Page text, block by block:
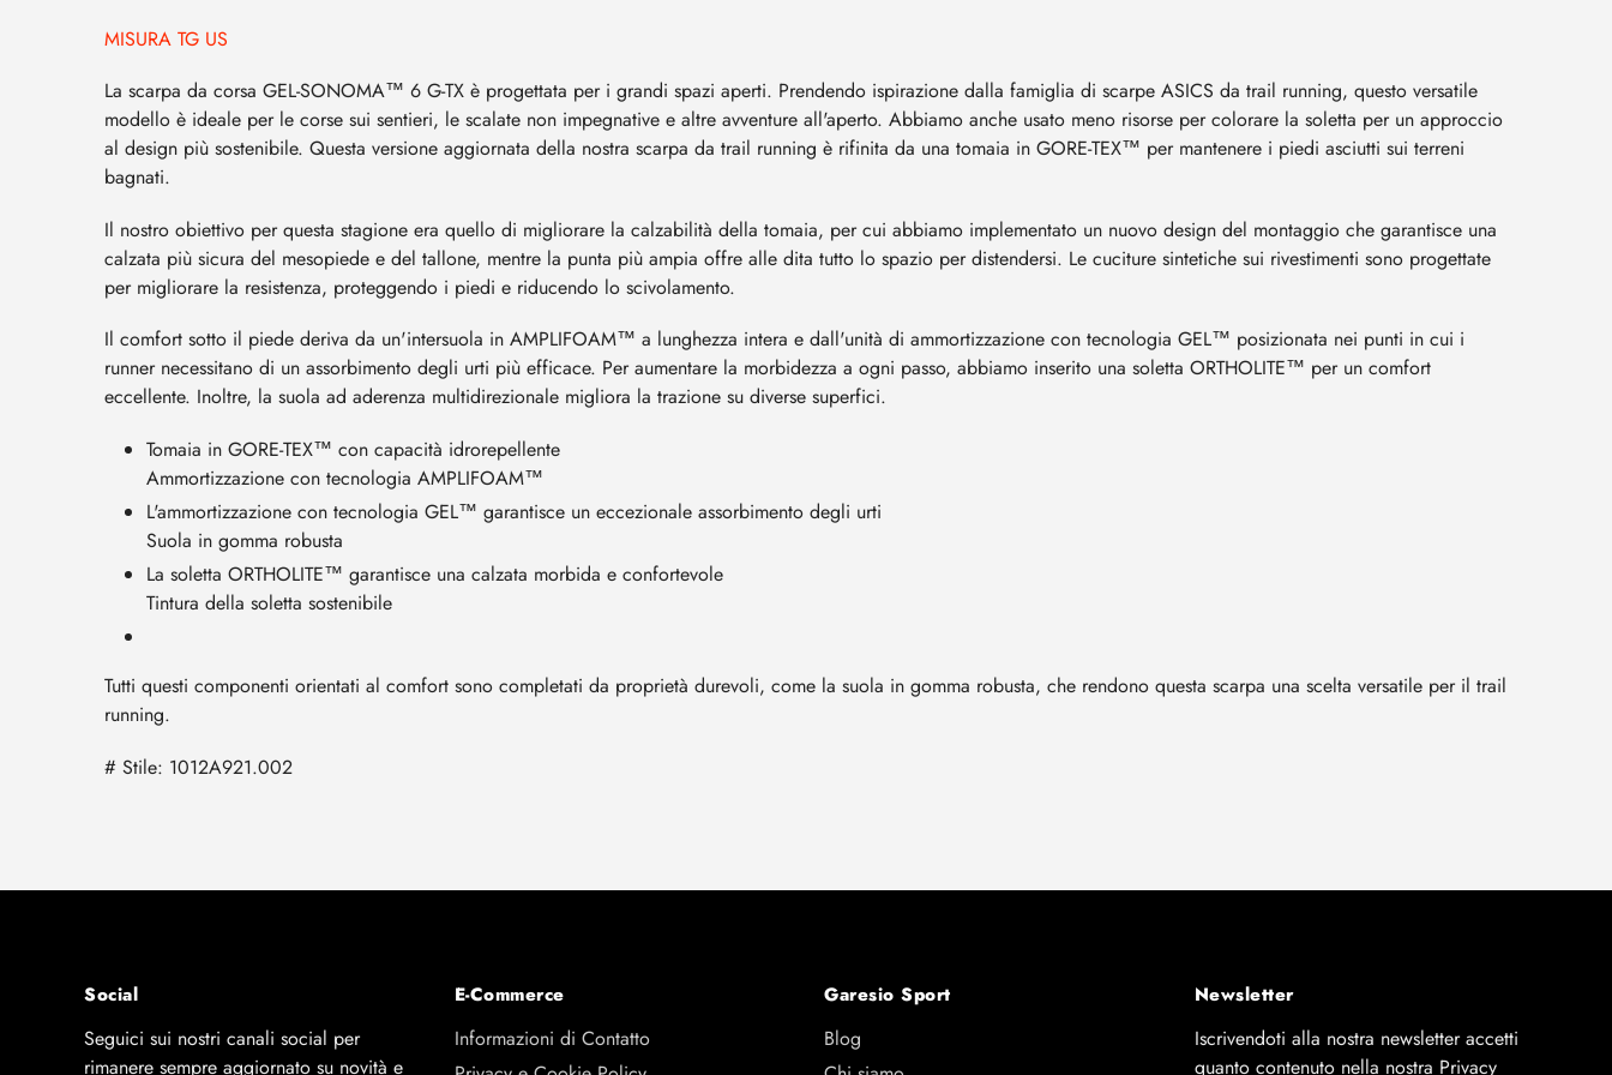
MISURA TG US
La scarpa da corsa GEL-SONOMA™ 6 G-TX è progettata per i grandi spazi aperti. Prendendo ispirazione dalla famiglia di scarpe ASICS da trail running, questo versatile
modello è ideale per le corse sui sentieri, le scalate non impegnative e altre avventure all'aperto. Abbiamo anche usato meno risorse per colorare la soletta per un approccio
al design più sostenibile. Questa versione aggiornata della nostra scarpa da trail running è rifinita da una tomaia in GORE-TEX™ per mantenere i piedi asciutti sui terreni
bagnati.
Il nostro obiettivo per questa stagione era quello di migliorare la calzabilità della tomaia, per cui abbiamo implementato un nuovo design del montaggio che garantisce una
calzata più sicura del mesopiede e del tallone, mentre la punta più ampia offre alle dita tutto lo spazio per distendersi. Le cuciture sintetiche sui rivestimenti sono progettate
per migliorare la resistenza, proteggendo i piedi e riducendo lo scivolamento.
Il comfort sotto il piede deriva da un'intersuola in AMPLIFOAM™ a lunghezza intera e dall'unità di ammortizzazione con tecnologia GEL™ posizionata nei punti in cui i
runner necessitano di un assorbimento degli urti più efficace. Per aumentare la morbidezza a ogni passo, abbiamo inserito una soletta ORTHOLITE™ per un comfort
eccellente. Inoltre, la suola ad aderenza multidirezionale migliora la trazione su diverse superfici.
Tomaia in GORE-TEX™ con capacità idrorepellente
Ammortizzazione con tecnologia AMPLIFOAM™
L'ammortizzazione con tecnologia GEL™ garantisce un eccezionale assorbimento degli urti
Suola in gomma robusta
La soletta ORTHOLITE™ garantisce una calzata morbida e confortevole
Tintura della soletta sostenibile
Tutti questi componenti orientati al comfort sono completati da proprietà durevoli, come la suola in gomma robusta, che rendono questa scarpa una scelta versatile per il trail
running.
# Stile: 1012A921.002
Social
Seguici sui nostri canali social per
rimanere sempre aggiornato su novità e
E-Commerce
Informazioni di Contatto
Garesio Sport
Blog
Newsletter
Iscrivendoti alla nostra newsletter accetti
quanto contenuto nella nostra Privacy